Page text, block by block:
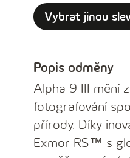
Vybrat jinou
Popis odměny
Alpha 9 III mění
fotografování
přírody. Díky
Exmor RS™ s